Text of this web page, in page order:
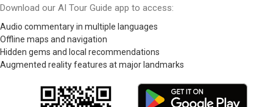
Download our AI Tour Guide app to access:
Audio commentary in multiple languages
Offline maps and navigation
Hidden gems and local recommendations
Augmented reality features at major landmarks